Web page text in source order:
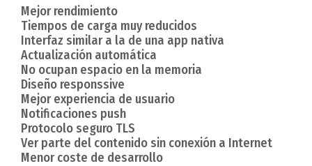
Mejor rendimiento
Tiempos de carga muy reducidos
Interfaz similar a la de una app nativa
Actualización automática
No ocupan espacio en la memoria
Diseño responssive
Mejor experiencia de usuario
Notificaciones push
Protocolo seguro TLS
Ver parte del contenido sin conexión a Internet
Menor coste de desarrollo